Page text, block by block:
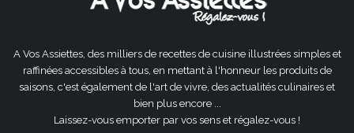
A Vos Assiettes, des milliers de recettes de cuisine illustrées simples et
raffinées accessibles à tous, en mettant à l'honneur les produits de
saisons, c'est également de l'art de vivre, des actualités culinaires et
bien plus encore ...
Laissez-vous emporter par vos sens et régalez-vous !